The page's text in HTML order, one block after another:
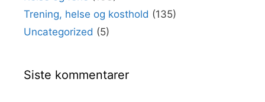
Trening, helse og kosthold (135)
Uncategorized (5)
Siste kommentarer